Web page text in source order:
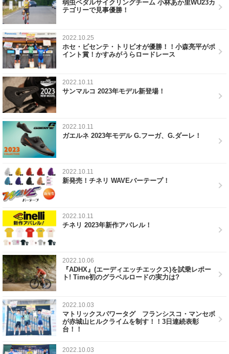
弱虫ペダルサイクリングチーム 小林あか里WU23カ
テゴリーで見事優勝！
2022.10.25
ホセ・ビセンテ・トリビオが優勝！！小森亮平がポ
イント賞！かすみがうらロードレース
2022.10.11
サンマルコ 2023年モデル新登場！
2022.10.11
ガエルネ 2023年モデル G.フーガ、G.ダーレ！
2022.10.11
新発売！チネリ WAVEバーテープ！
2022.10.11
チネリ 2023年新作アパレル！
2022.10.06
『ADHX』(エーディエッチエックス)を試乗レポー
ト! Time初のグラベルロードの実力は?
2022.10.03
マトリックスパワータグ フランシスコ・マンセボ
が赤城山ヒルクライムを制す！！3日連続表彰
台！！
2022.10.03